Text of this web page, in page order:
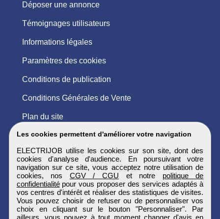
Les cookies permettent d'améliorer votre navigation
ELECTRIJOB utilise les cookies sur son site, dont des
cookies d'analyse d'audience. En poursuivant votre
navigation sur ce site, vous acceptez notre utilisation de
cookies, nos CGV / CGU et notre politique de
confidentialitépour vous proposer des services adaptés à
vos centres d'intérêt et réaliser des statistiques de visites.
Vous pouvez choisir de refuser ou de personnaliser vos
choix en cliquant sur le bouton "Personnaliser". Par
ailleurs, vous pouvez à tout moment changer d'avis en
Déposer une annonce
Témoignages utilisateurs
Informations légales
Paramètres des cookies
Conditions de publication
Conditions Générales de Vente
Plan du site